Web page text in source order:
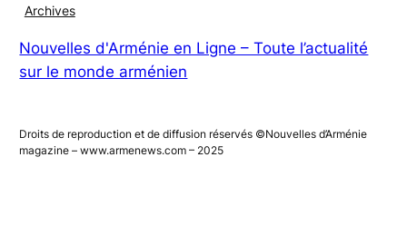
Magazines numériques
Nouvelles d'Arménie en Ligne – Toute l’actualité
Droits de reproduction et de diffusion réservés ©Nouvelles d’Arménie